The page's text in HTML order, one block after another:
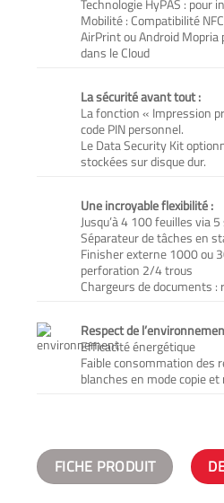
Technologie HyPAS :
Mobilité : Compatibilité
AirPrint ou Android
dans le Cloud
La sécurité avant tout :
La fonction « Impression
code PIN personnel.
Le Data Security Kit
stockées sur disque dur.
Une incroyable flexibilité :
Jusqu’à 4 100 feuilles via
Séparateur de tâches en
Finisher externe 1000 ou
perforation 2/4 trous
Chargeurs de documents :
Respect de
Efficacité énergétique
Faible consommation des
blanches en mode copie
FICHE PRODUIT